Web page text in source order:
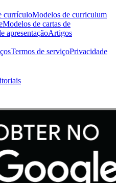
currículoModelos de curriculum
Modelos de cartas de
apresentaçãoArtigos
Termos de serviçoPrivacidade